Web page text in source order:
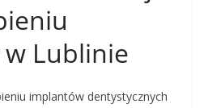
Lublinie
implantów dentystycznych